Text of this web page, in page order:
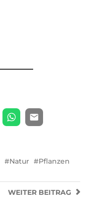
Natur Pflanzen
WEITER BEITRAG